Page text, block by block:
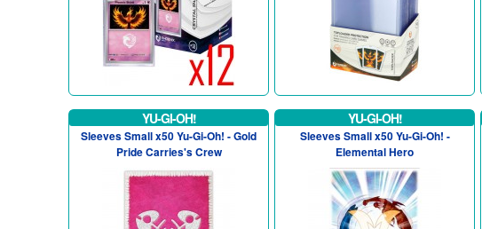
YU-GI-OH!
Sleeves Small x50 Yu-Gi-Oh! - Gold
Pride Carries's Crew
YU-GI-OH!
Sleeves Small x50 Yu-Gi-Oh! -
Elemental Hero